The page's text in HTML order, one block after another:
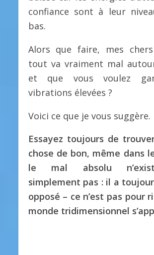
confiance sont à leur
bas.
Alors que faire, mes
tout va vraiment mal
et que vous voulez
vibrations élevées ?
Voici ce que je vous suggère.
Essayez toujours de
chose de bon, même dans
le mal absolu
simplement pas : il a
opposé – ce n’est pas pour
monde tridimensionnel